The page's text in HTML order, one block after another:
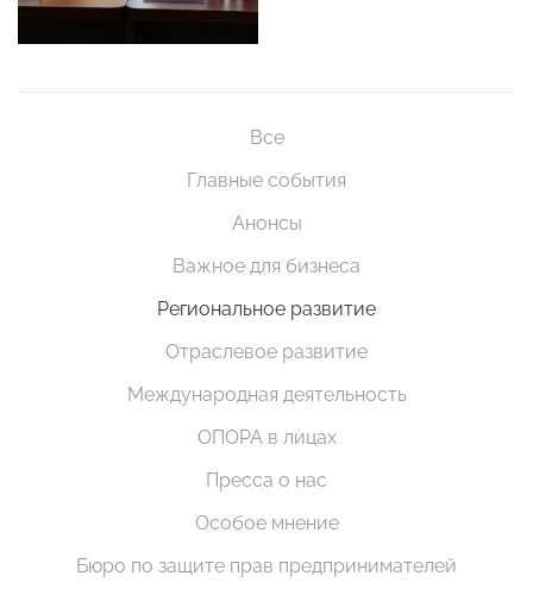
Все
Главные события
Анонсы
Важное для бизнеса
Региональное развитие
Отраслевое развитие
Международная деятельность
ОПОРА в лицах
Пресса о нас
Особое мнение
Бюро по защите прав предпринимателей